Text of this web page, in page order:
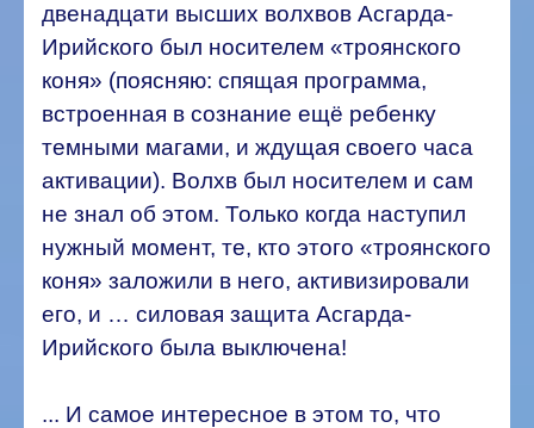
двенадцати высших волхвов Асгарда-
Ирийского был носителем «троянского
коня» (поясняю: спящая программа,
встроенная в сознание ещё ребенку
темными магами, и ждущая своего часа
активации). Волхв был носителем и сам
не знал об этом. Только когда наступил
нужный момент, те, кто этого «троянского
коня» заложили в него, активизировали
его, и … силовая защита Асгарда-
Ирийского была выключена!
... И самое интересное в этом то, что